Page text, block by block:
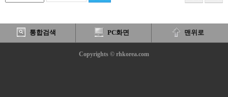
통합검색 PC화면 맨위로
Copyrights © rhkorea.com